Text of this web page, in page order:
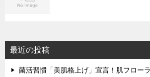
最近の投稿
菌活習慣「美肌格上げ」宣言！肌フロー